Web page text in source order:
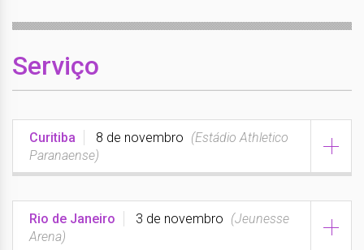
Serviço
Curitiba 8 de novembro (Estádio Athletico
Paranaense)
DATA:
8 de novembro
Rio de Janeiro 3 de novembro (Jeunesse
Arena)